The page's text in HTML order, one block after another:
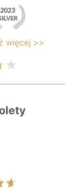
więcej >>